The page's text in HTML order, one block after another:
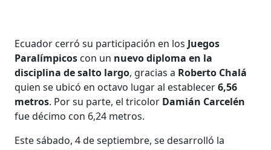
Ecuador cerró su participación en los Juegos
Paralímpicos con un nuevo diploma en la
disciplina de salto largo, gracias a Roberto Chalá
quien se ubicó en octavo lugar al establecer6,56
metros. Por su parte, el tricolor Damián Carcelén
fue décimo con 6,24 metros.
Este sábado, 4 de septiembre, se desarrolló la